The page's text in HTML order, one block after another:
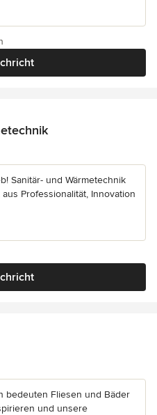
von 5 Sternen
Sanitär- und Wärmetechnik
Professionalität, Innovation
von 5 Sternen
bedeuten Fliesen und Bäder
und unsere